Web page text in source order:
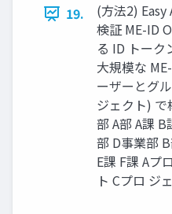
19.
(方法2)
検証 ME-ID
る ID トーク
大規模な
ーザーとグ
ジェクト) で
部 A部 A課
部 D事業部
E課 F課 Aプ
ト Cプロ ジ